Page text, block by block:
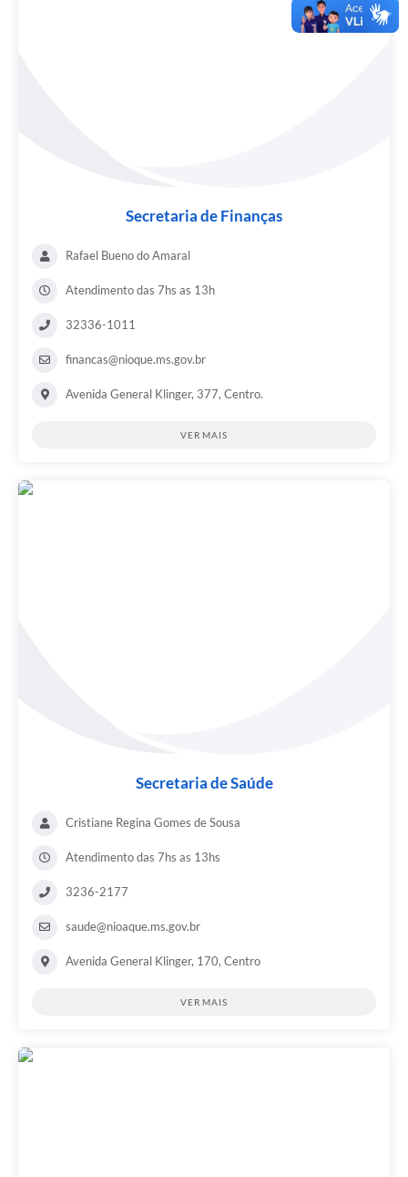
Secretaria de Finanças
Rafael Bueno do Amaral
Atendimento das 7hs as 13h
32336-1011
financas@nioque.ms.gov.br
Avenida General Klinger, 377, Centro.
VER MAIS
Secretaria de Saúde
Cristiane Regina Gomes de Sousa
Atendimento das 7hs as 13hs
3236-2177
saude@nioaque.ms.gov.br
Avenida General Klinger, 170, Centro
VER MAIS